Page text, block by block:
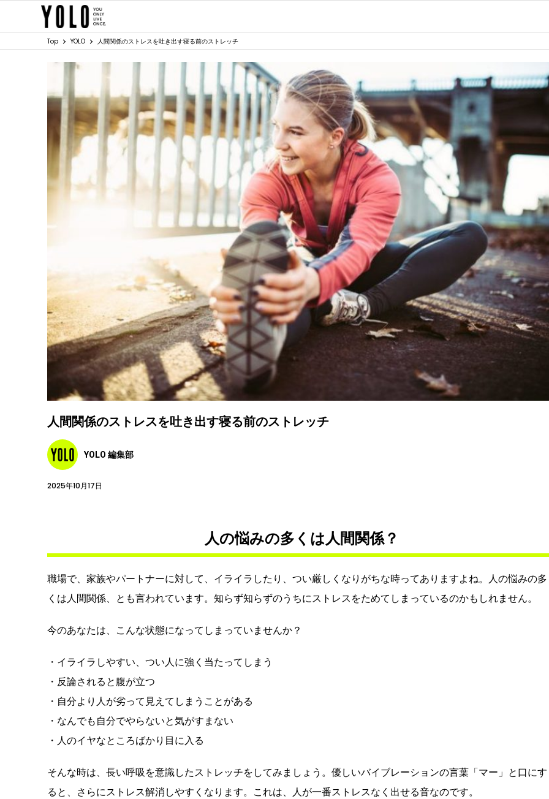
Top YOLO 人間関係のストレスを吐き出す寝る前のストレッチ
人間関係のストレスを吐き出す寝る前のストレッチ
YOLO 編集部
2025年10月17日
人の悩みの多くは人間関係？
職場で、家族やパートナーに対して、イライラしたり、つい厳しくなりがちな時ってありますよね。人の悩みの多
くは人間関係、とも言われています。知らず知らずのうちにストレスをためてしまっているのかもしれません。
今のあなたは、こんな状態になってしまっていませんか？
・イライラしやすい、つい人に強く当たってしまう
・反論されると腹が立つ
・自分より人が劣って見えてしまうことがある
・なんでも自分でやらないと気がすまない
・人のイヤなところばかり目に入る
そんな時は、長い呼吸を意識したストレッチをしてみましょう。優しいバイブレーションの言葉「マー」と口にす
ると、さらにストレス解消しやすくなります。これは、人が一番ストレスなく出せる音なのです。